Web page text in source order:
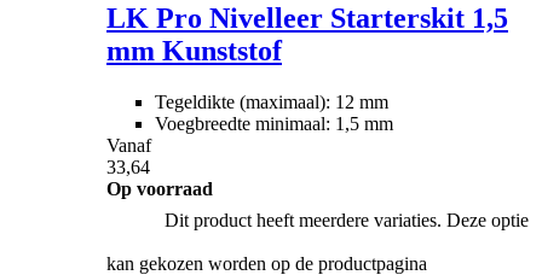
LK Pro Nivelleer Starterskit 1,5
mm Kunststof
Tegeldikte (maximaal): 12 mm
Voegbreedte minimaal: 1,5 mm
Vanaf
33,64
Op voorraad
Dit product heeft meerdere variaties. Deze optie
kan gekozen worden op de productpagina